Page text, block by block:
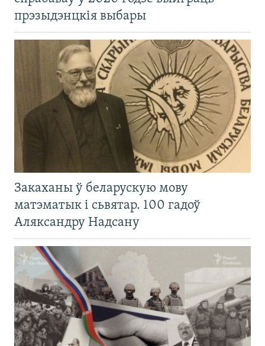
прэзыдэнцкія выбары
Закаханы ў беларускую мову
матэматык і сьвятар. 100 гадоў
Аляксандру Надсану